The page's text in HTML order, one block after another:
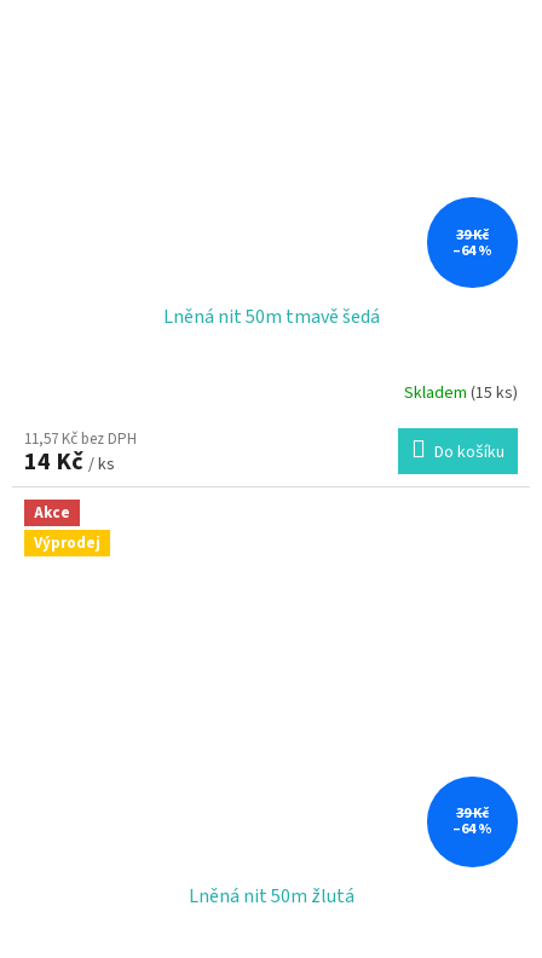
39 Kč
–64 %
Lněná nit 50m tmavě šedá
Skladem (15 ks)
11,57 Kč bez DPH
14 Kč / ks Do košíku
Akce
Výprodej
39 Kč
–64 %
Lněná nit 50m žlutá